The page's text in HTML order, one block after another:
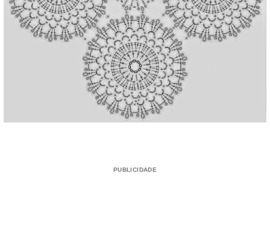
PUBLICIDADE